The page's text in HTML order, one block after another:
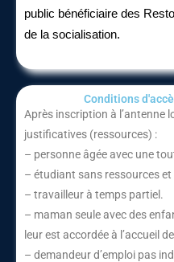
public bénéficiaire des
de la socialisation.
Conditions
Après inscription à l’antenne
justificatives (ressources) :
– personne âgée avec une
– étudiant sans ressources et
– travailleur à temps partiel.
– maman seule avec des
leur est accordée à l’accueil
– demandeur d’emploi pas